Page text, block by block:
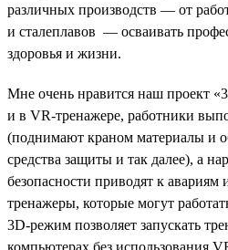
различных производств — от
и сталеплавов — осваивать
здоровья и жизни.
Мне очень нравится наш проект
и в VR-тренажере, работники
(поднимают краном материалы и
средства защиты и так далее), а
безопасности приводят к
тренажеры, которые могут
3D-режим позволяет запускать
компьютерах без использования